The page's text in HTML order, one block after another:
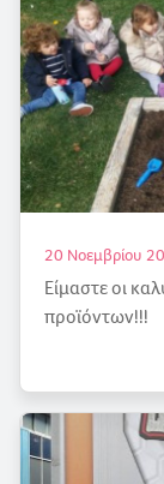
20 Νοεμβρίου
Είμαστε οι
προϊόντων!!!